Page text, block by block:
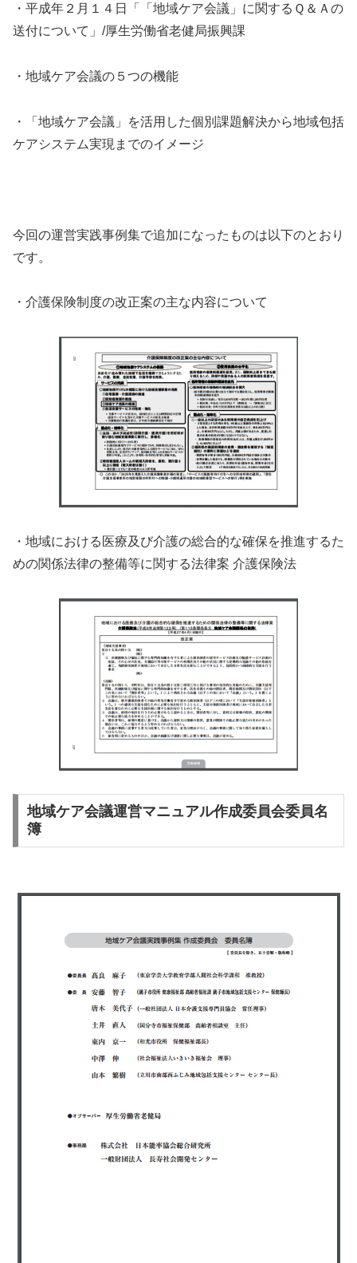
・平成年２月１４日「「地域ケア会議」に関するＱ＆Ａの
送付について」/厚生労働省老健局振興課
・地域ケア会議の５つの機能
・「地域ケア会議」を活用した個別課題解決から地域包括
ケアシステム実現までのイメージ
今回の運営実践事例集で追加になったものは以下のとおり
です。
・介護保険制度の改正案の主な内容について
・地域における医療及び介護の総合的な確保を推進するた
めの関係法律の整備等に関する法律案 介護保険法
地域ケア会議運営マニュアル作成委員会委員名
簿